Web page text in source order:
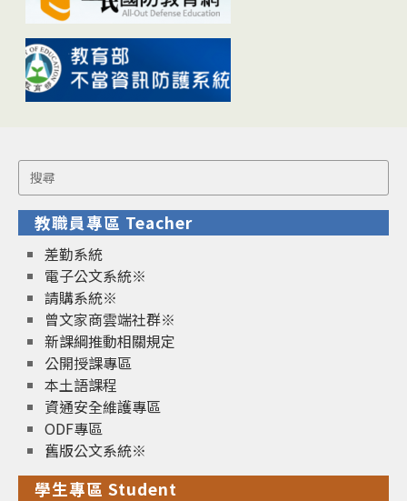
Search
for:
教職員專區 Teacher
差勤系統
電子公文系統※
請購系統※
曾文家商雲端社群※
新課綱推動相關規定
公開授課專區
本土語課程
資通安全維護專區
ODF專區
舊版公文系統※
學生專區 Student